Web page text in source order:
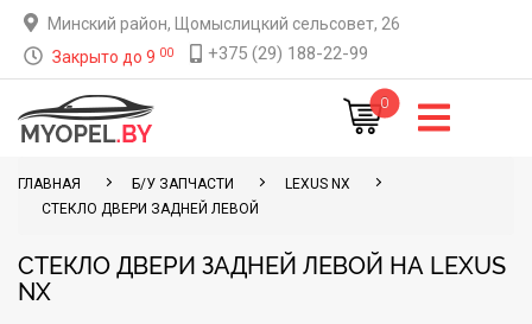
Минский район, Щомыслицкий сельсовет, 26
Закрыто до 9 00 +375 (29) 188-22-99
0
ГЛАВНАЯ Б/У ЗАПЧАСТИ
LEXUS NX
СТЕКЛО ДВЕРИ ЗАДНЕЙ ЛЕВОЙ
СТЕКЛО ДВЕРИ ЗАДНЕЙ ЛЕВОЙ НА LEXUS
NX